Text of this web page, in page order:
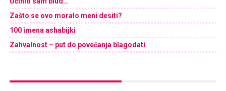
Zašto se ovo moralo meni desiti?
100 imena ashabijki
Zahvalnost – put do povećanja blagodati